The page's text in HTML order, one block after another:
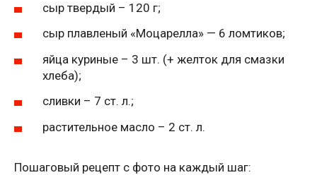
сыр твердый – 120 г;
сыр плавленый «Моцарелла» — 6 ломтиков;
яйца куриные – 3 шт. (+ желток для смазки
хлеба);
сливки – 7 ст. л.;
растительное масло – 2 ст. л.
Пошаговый рецепт с фото на каждый шаг: